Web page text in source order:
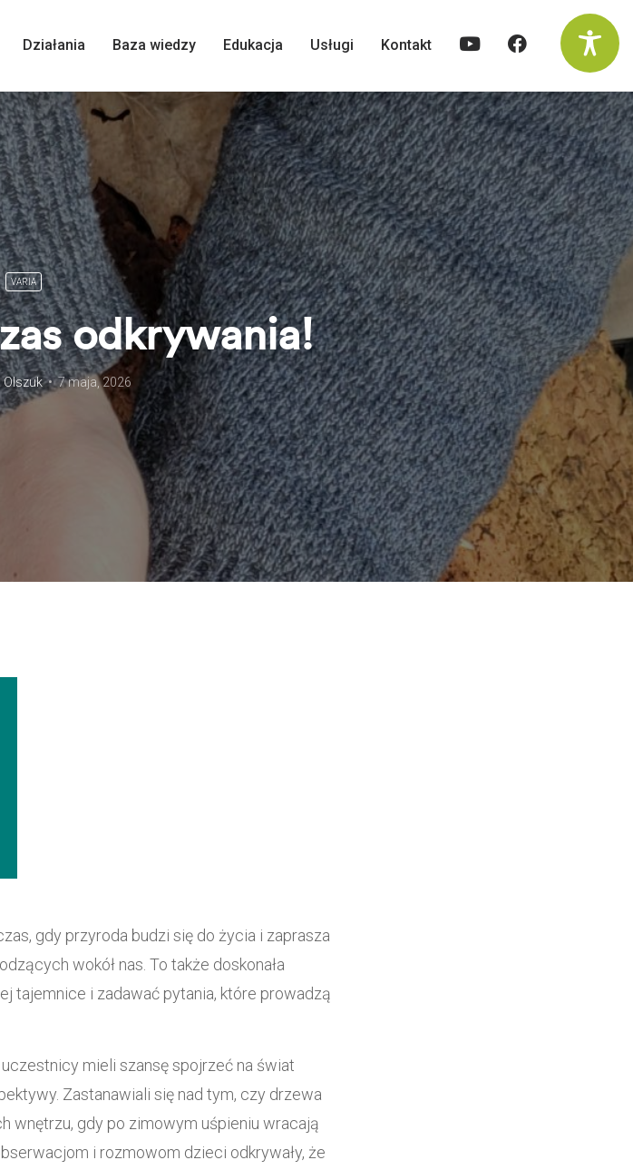
Działania Baza wiedzy Edukacja Usługi Kontakt
VARIA
odkrywania!
Olszuk 7 maja, 2026
gdy przyroda budzi się do życia i zaprasza
wokół nas. To także doskonała
tajemnice i zadawać pytania, które prowadzą
mieli szansę spojrzeć na świat
Zastanawiali się nad tym, czy drzewa
wnętrzu, gdy po zimowym uśpieniu wracają
i rozmowom dzieci odkrywały, że